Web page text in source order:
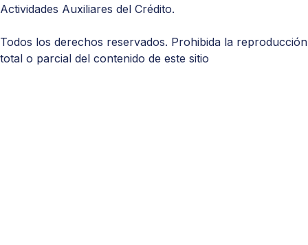
Actividades Auxiliares del Crédito.
Todos los derechos reservados. Prohibida la reproducción
total o parcial del contenido de este sitio